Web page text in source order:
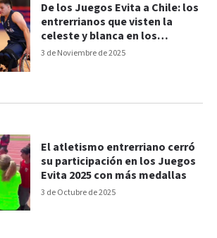
3 de Noviembre de 2025
De los Juegos Evita a Chile: los
entrerrianos que visten la
celeste y blanca en los
Parapanamericanos
3 de Octubre de 2025
El atletismo entrerriano cerró
su participación en los Juegos
Evita 2025 con más medallas